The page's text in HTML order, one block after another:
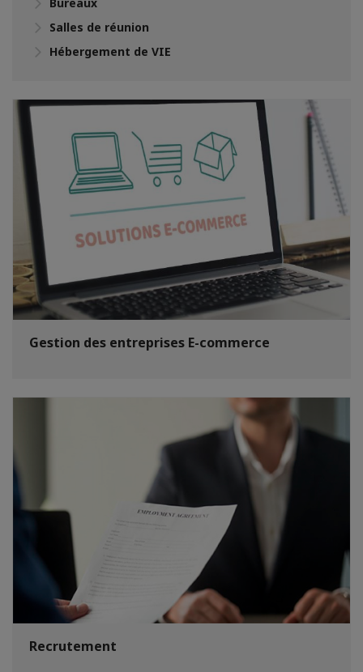
Salles de réunion
Hébergement de VIE
Gestion des entreprises E-commerce
Recrutement